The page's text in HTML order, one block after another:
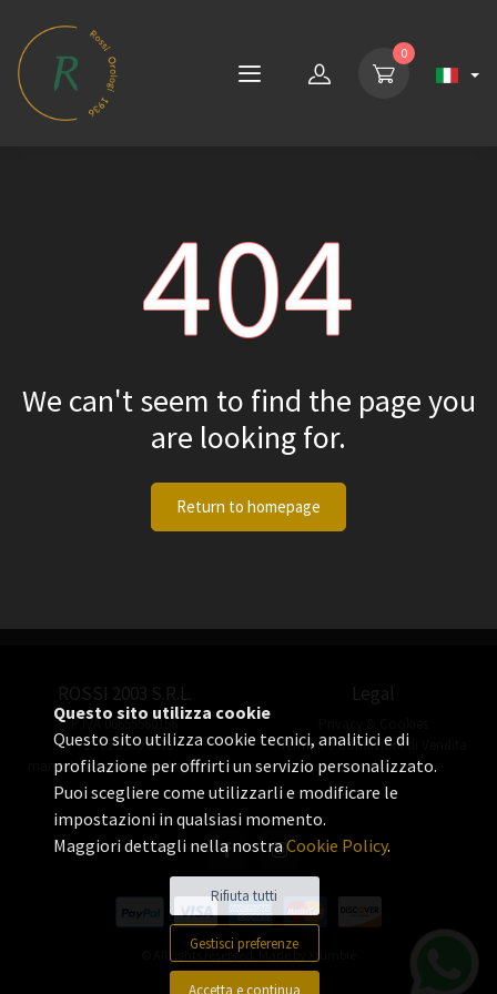
0
404
We can't seem to find the page you
are looking for.
Return to homepage
ROSSI 2003 S.R.L.
P.IVA 06655560156
+39 02 3360 8378
manuel.rossi@rossiorologi.com
Legal
Termini e Condizioni di Vendita
© All rights reserved. Made by
Questo sito utilizza cookie
Questo sito utilizza cookie tecnici, analitici e di
profilazione per offrirti un servizio personalizzato.
Puoi scegliere come utilizzarli e modificare le
impostazioni in qualsiasi momento.
Maggiori dettagli nella nostraCookie Policy.
Rifiuta tutti
Gestisci preferenze